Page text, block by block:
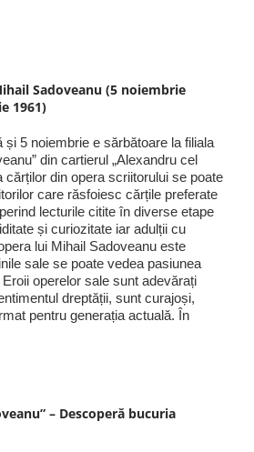
Sadoveanu (5 noiembrie
1961)
și 5 noiembrie e sărbătoare la filiala
din cartierul „Alexandru cel
cărților din opera scriitorului se poate
care răsfoiesc cărțile preferate
lecturile citite în diverse etape
și curiozitate iar adulții cu
lui Mihail Sadoveanu este
sale se poate vedea pasiunea
operelor sale sunt adevărați
dreptății, sunt curajoși,
pentru generația actuală. În
– Descoperă bucuria